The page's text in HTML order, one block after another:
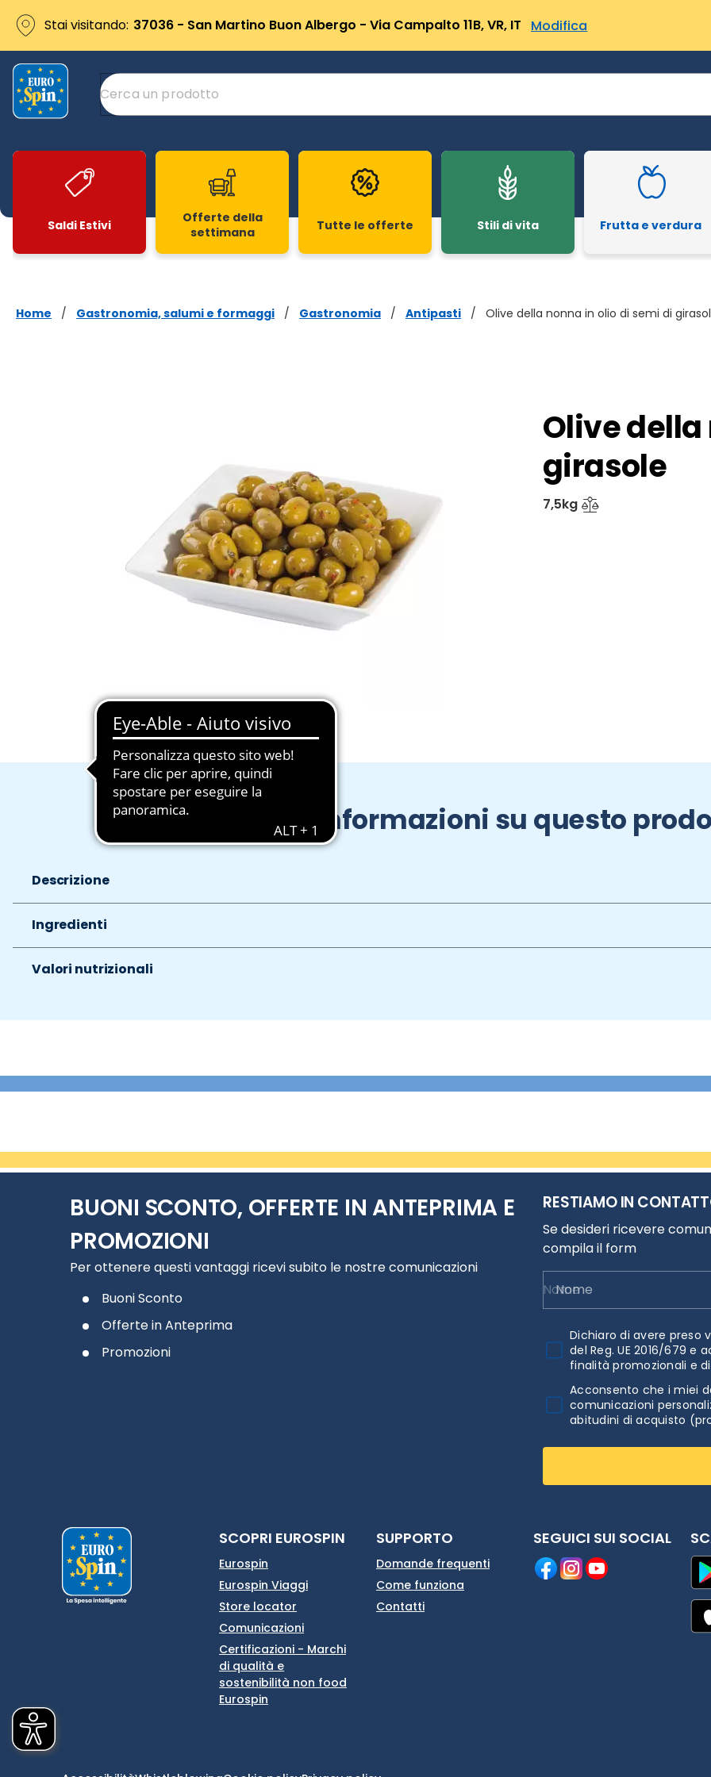
Stai visitando: 37036 - San Martino Buon Albergo - Via Campalto 11B, VR, IT Modifica
Saldi Estivi
Offerte della
settimana
Tutte le offerte Stili di vita Frutta e verdura
Home / Gastronomia, salumi e formaggi / Gastronomia / Antipasti / Olive della nonna in olio di semi di
Olive
girasole
7,5kg
Informazioni su questo
Descrizione
Ingredienti
Valori nutrizionali
BUONI SCONTO, OFFERTE IN ANTEPRIMA E
PROMOZIONI
Per ottenere questi vantaggi ricevi subito le nostre comunicazioni
Buoni Sconto
Offerte in Anteprima
Promozioni
RESTIAMO IN
Se desideri ricevere
compila il form
Nome
Dichiaro di avere preso
del Reg. UE 2016/679
finalità promozionali e
Acconsento che i miei
comunicazioni
abitudini di acquisto
SCOPRI EUROSPIN
Eurospin
Eurospin Viaggi
Store locator
Comunicazioni
Certificazioni - Marchi
di qualità e
sostenibilità non food
Eurospin
SUPPORTO
Domande frequenti
Come funziona
Contatti
SEGUICI SUI SOCIAL